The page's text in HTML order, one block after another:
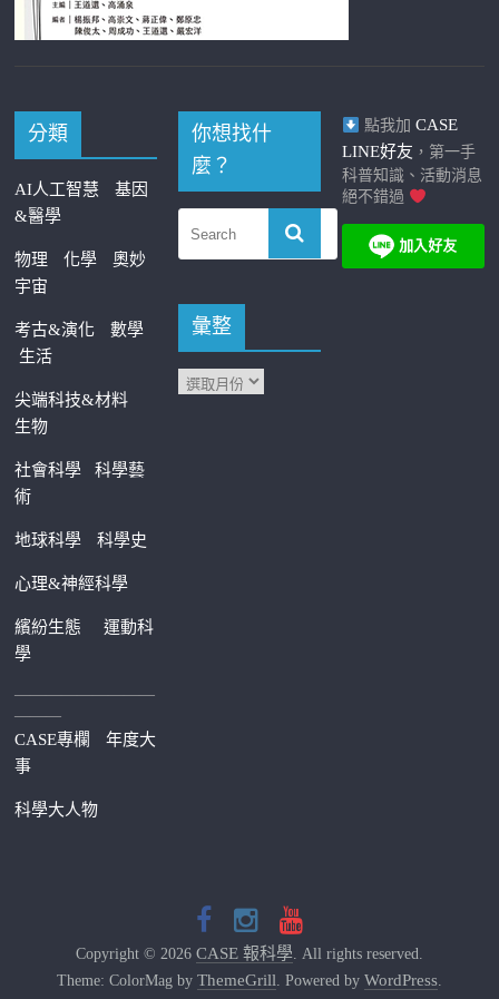
分類
AI人工智慧
基因
&醫學
物理 化學
奧妙
宇宙
考古&演化
數學
生活
尖端科技&材料
生物
社會科學科學藝
術
地球科學 科學史
心理&神經科學
繽紛生態運動科
學
—————————
———
CASE專欄
年度大
事
科學大人物
你想找什
麼？
彙整
點我加 CASE
LINE好友 ，第一手
科普知識、活動消息
絕不錯過
Copyright © 2026 CASE 報科學. All rights reserved.
Theme: ColorMag by ThemeGrill. Powered by WordPress.